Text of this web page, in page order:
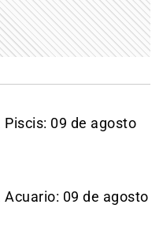
Piscis: 09 de agosto
09 de agosto